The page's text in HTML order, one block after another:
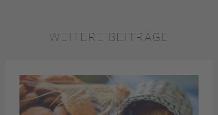
WEITERE BEITRÄGE